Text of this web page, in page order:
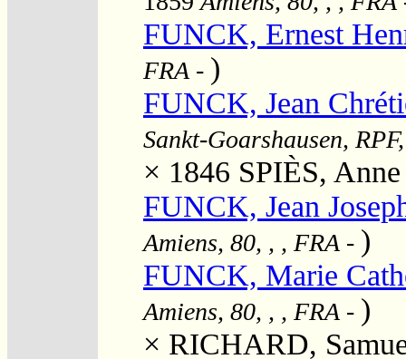
FUNCK, Ernest
FRA - )
FUNCK, Jean
Sankt-Goarshausen,
× 1846 SPIÈS,
FUNCK, Jean
Amiens, 80, , , FRA - )
FUNCK, Marie
Amiens, 80, , , FRA - )
× RICHARD,